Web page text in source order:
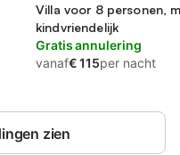
omgeving
Villa voor 8 personen,
kindvriendelijk
Gratis annulering
vanaf€ 115per nacht
zien